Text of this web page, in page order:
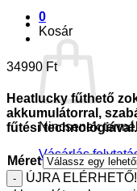
0
Kosár
Nincsenek
Vásárlás
34990 Ft
Heatlucky fűthető
akkumulátorral,
fűtési technológiával.
Méret
ÚJRA